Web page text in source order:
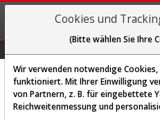
Diese
Cookies und
(Bitte wählen Sie Ihre
Wir verwenden notwendige
funktioniert. Mit Ihrer Einwilligung
von Partnern, z. B. für eingebettete
Reichweitenmessung und